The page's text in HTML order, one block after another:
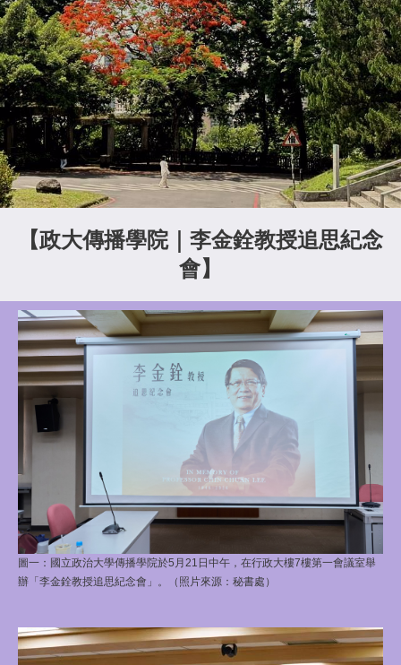
【政大傳播學院｜李金銓教授追思紀念
會】
圖一：國立政治大學傳播學院於5月21日中午，在行政大樓7樓第一會議室舉
辦「李金銓教授追思紀念會」。
（照片來源：秘書處）